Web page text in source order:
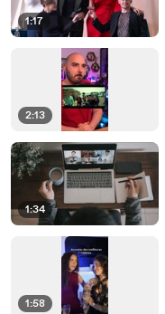
1:17
2:13
1:34
1:58